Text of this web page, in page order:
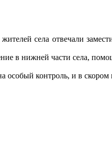
села отвечали
в нижней части села,
особый контроль, и в